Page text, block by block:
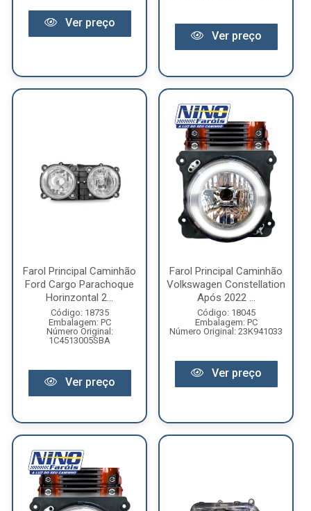
Ver preço
Ver preço
Farol Principal Caminhão
Ford Cargo Parachoque
Horinzontal 2...
Código: 18735
Embalagem: PC
Número Original:
1C4513005SBA
Ver preço
Farol Principal Caminhão
Volkswagen Constellation
Após 2022 ...
Código: 18045
Embalagem: PC
Número Original: 23K941033
Ver preço